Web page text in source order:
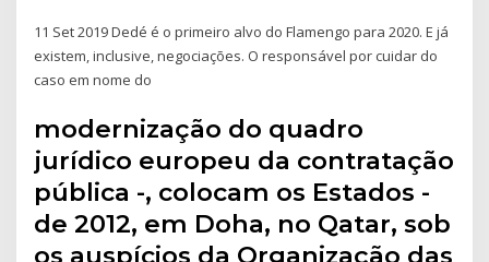
11 Set 2019 Dedé é o primeiro alvo do Flamengo para 2020. E já
existem, inclusive, negociações. O responsável por cuidar do
caso em nome do
modernização do quadro
jurídico europeu da contratação
pública -, colocam os Estados -
de 2012, em Doha, no Qatar, sob
os auspícios da Organização das